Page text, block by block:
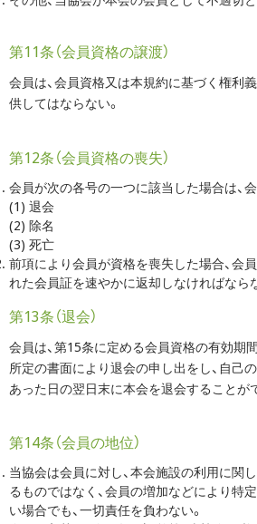
第11条（会員資格の譲渡）
会員は、会員資格又は本規約に基づく権利
供してはならない。
第12条（会員資格の喪失）
会員が次の各号の一つに該当した場合は、
(1) 退会
(2) 除名
(3) 死亡
前項により会員が資格を喪失した場合、会
れた会員証を速やかに返却しなければなら
第13条（退会）
会員は、第15条に定める会員資格の有効期
所定の書面により退会の申し出をし、自己
あった日の翌日末に本会を退会することが
第14条（会員の地位）
当協会は会員に対し、本会施設の利用に関
るものではなく、会員の増加などにより特
い場合でも、一切責任を負わない。